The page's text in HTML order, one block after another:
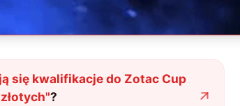
się kwalifikacje do Zotac Cup
"?